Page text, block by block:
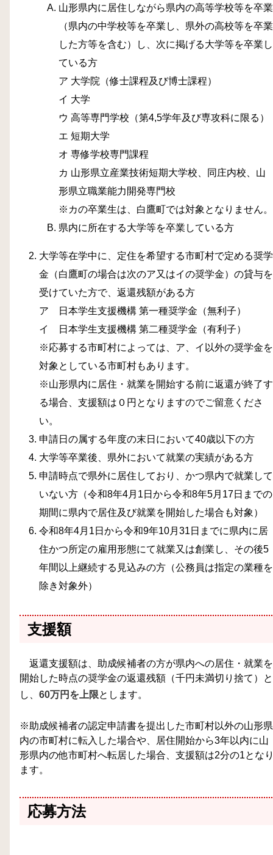
山形県内に居住しながら県内の高等学校等を卒業
（県内の中学校等を卒業し、県外の高校等を卒業
した方等を含む）し、次に掲げる大学等を卒業し
ている方
ア 大学院（修士課程及び博士課程）
イ 大学
ウ 高等専門学校（第4,5学年及び専攻科に限る）
エ 短期大学
オ 専修学校専門課程
カ 山形県立産業技術短期大学校、同庄内校、山
形県立職業能力開発専門校
※カの卒業生は、白鷹町では対象となりません。
県内に所在する大学等を卒業している方
大学等在学中に、定住を希望する市町村で定める奨学
金（白鷹町の場合は次のア又はイの奨学金）の貸与を
受けていた方で、返還残額がある方
ア 日本学生支援機構 第一種奨学金（無利子）
イ 日本学生支援機構 第二種奨学金（有利子）
※応募する市町村によっては、ア、イ以外の奨学金を
対象としている市町村もあります。
※山形県内に居住・就業を開始する前に返還が終了す
る場合、支援額は０円となりますのでご留意くださ
い。
申請日の属する年度の末日において40歳以下の方
大学等卒業後、県外において就業の実績がある方
申請時点で県外に居住しており、かつ県内で就業して
いない方（令和8年4月1日から令和8年5月17日までの
期間に県内で居住及び就業を開始した場合も対象）
令和8年4月1日から令和9年10月31日までに県内に居
住かつ所定の雇用形態にて就業又は創業し、その後5
年間以上継続する見込みの方（公務員は指定の業種を
除き対象外）
支援額
返還支援額は、助成候補者の方が県内への居住・就業を
開始した時点の奨学金の返還残額（千円未満切り捨て）と
し、 60万円を上限とします。
※助成候補者の認定申請書を提出した市町村以外の山形県
内の市町村に転入した場合や、居住開始から3年以内に山
形県内の他市町村へ転居した場合、支援額は2分の1とな
ます。
応募方法